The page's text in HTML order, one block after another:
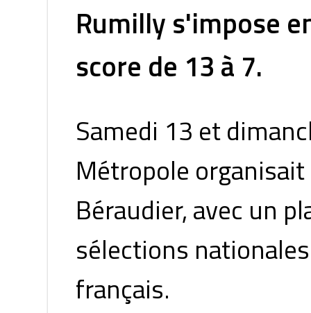
Rumilly s'impose
score de 13 à 7.
Samedi 13 et
Métropole
Béraudier, avec un
sélections
français.